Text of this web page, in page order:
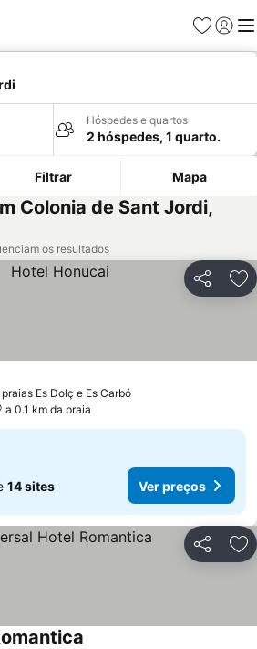
Favoritos
Iniciar
Hóspedes e quartos
2 hóspedes, 1 quarto.
Filtrar Mapa
Colonia de Sant Jordi,
os resultados
Partilhar
Es Dolç e Es CarbóVer preços
a 0.1 km da praia
14 sites Ver preços
Partilhar